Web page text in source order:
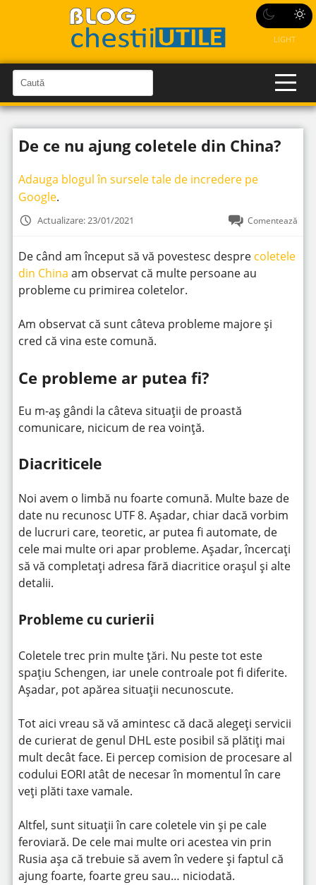
LIGHT
a
u
t
n
C
a
u
î
n
t
De ce nu ajung coletele din China?
Adauga blogul în sursele tale de incredere pe
Google.
Actualizare: 23/01/2021 Comentează
De când am început să vă povestesc despre coletele
din China am observat că multe persoane au
probleme cu primirea coletelor.
Am observat că sunt câteva probleme majore și
cred că vina este comună.
Ce probleme ar putea fi?
Eu m-aș gândi la câteva situații de proastă
comunicare, nicicum de rea voință.
Diacriticele
Noi avem o limbă nu foarte comună. Multe baze de
date nu recunosc UTF 8. Așadar, chiar dacă vorbim
de lucruri care, teoretic, ar putea fi automate, de
cele mai multe ori apar probleme. Așadar, încercați
să vă completați adresa fără diacritice orașul și alte
detalii.
Probleme cu curierii
Coletele trec prin multe țări. Nu peste tot este
spațiu Schengen, iar unele controale pot fi diferite.
Așadar, pot apărea situații necunoscute.
Tot aici vreau să vă amintesc că dacă alegeți servicii
de curierat de genul DHL este posibil să plătiți mai
mult decât face. Ei percep comision de procesare al
codului EORI atât de necesar în momentul în care
veți plăti taxe vamale.
Altfel, sunt situații în care coletele vin și pe cale
feroviară. De cele mai multe ori acestea vin prin
Rusia așa că trebuie să avem în vedere și faptul că
ajung foarte, foarte greu sau… niciodată.